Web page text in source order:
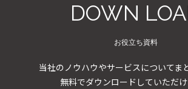
DOWN
お役立ち資料
当社のノウハウやサービスについてま
無料でダウンロードしていただけ